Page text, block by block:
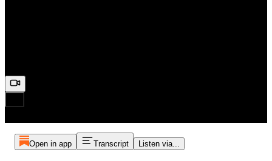
Open in app Transcript Listen via...